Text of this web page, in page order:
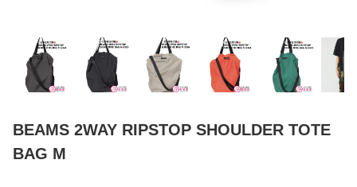
BEAMS 2WAY RIPSTOP SHOULDER TOTE
BAG M